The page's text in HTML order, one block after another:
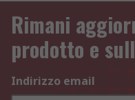
Rimani
prodotto e
Indirizzo email